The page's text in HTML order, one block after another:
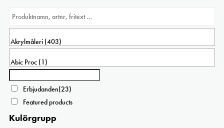
Erbjudanden(23)
Featured products
Kulörgrupp